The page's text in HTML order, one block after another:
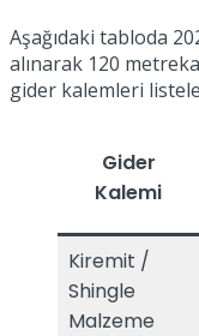
Aşağıdaki tabloda
alınarak 120
gider kalemleri
Gider
Kalemi
Kiremit /
Shingle
Malzeme